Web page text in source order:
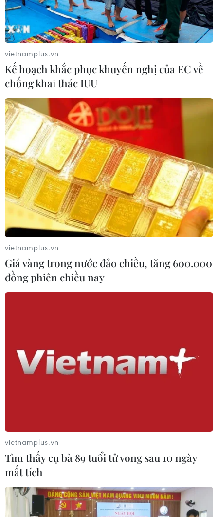
Quảng Trị triển khai các phương án chống
hạn khẩn cấp
26/06/2019 08:24
Tình trạng hạn hán, thiếu nước, xâm nhập mặn tại
Quảng Trị khiến trên 2.400ha cây nông nghiệp bị hạn,
trong đó có trên 1.000ha bị hạn nặng.
Trong 2 tuần đầu tháng Sáu, khoa Hồi sức tích cực đã
tiếp nhận 3 bệnh nhân nhập viện với triệu chứng: hôn
vietnamplus.vn
Kế hoạch khắc phục khuyến nghị của EC về
chống khai thác IUU
vietnamplus.vn
Giá vàng trong nước đảo chiều, tăng 600.000
đồng phiên chiều nay
vietnamplus.vn
Tìm thấy cụ bà 89 tuổi tử vong sau 10 ngày
mất tích